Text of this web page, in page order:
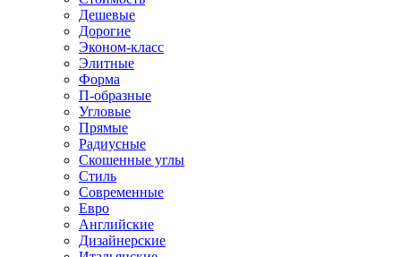
Дешевые
Дорогие
Эконом-класс
Элитные
Форма
П-образные
Угловые
Прямые
Радиусные
Скошенные углы
Стиль
Современные
Евро
Английские
Дизайнерские